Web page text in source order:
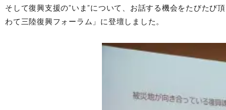
そして復興支援の”いま”について、お話する機会をたびた
わて三陸復興フォーラム」に登壇しました。